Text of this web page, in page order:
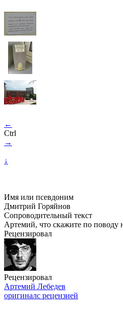
←
Ctrl
→
↓
Имя или псевдоним
Дмитрий Горяйнов
Сопроводительный текст
Артемий, что скажите по поводу
Рецензировал
Рецензировал
Артемий Лебедев
оригиналс рецензией